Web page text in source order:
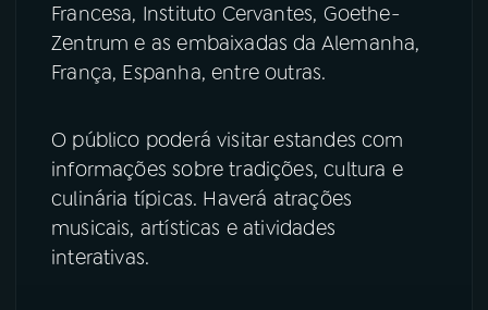
Francesa, Instituto Cervantes, Goethe-
Zentrum e as embaixadas da Alemanha,
França, Espanha, entre outras.
O público poderá visitar estandes com
informações sobre tradições, cultura e
culinária típicas. Haverá atrações
musicais, artísticas e atividades
interativas.